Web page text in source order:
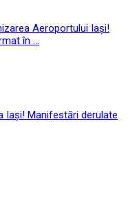
Aeroportului Iași!
în ...
Iași! Manifestări derulate